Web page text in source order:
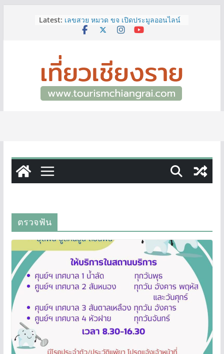
Latest: เลขสวย หมวด ขจ เปิดประมูลออนไลน์
แล้ววันนี้ เลขเด่น เลขมงคล ความหมาย
จ.เชียงราย ที่ไม่ควรพลาด!
12–16 ส.ค.นี้ เตรียมพบกับมหกรรมสุด
ยิ่งใหญ่แห่งปี “อุตสาหกรรมแฟร์ ล้านนา
ตะวันออก 2026”
ผู้ว่าฯ เชียงราย เยี่ยมชม “ป๊ะกาด Vol.2”
“Feel All the Feelings” เที่ยวให้สนุก
เก็บแสตมป์ครบ แล้วรับของที่ระลึกสุด
ตรวจฟัน